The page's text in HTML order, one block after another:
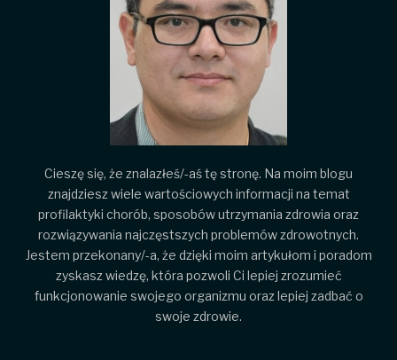
Cieszę się, że znalazłeś/-aś tę stronę. Na moim blogu
znajdziesz wiele wartościowych informacji na temat
profilaktyki chorób, sposobów utrzymania zdrowia oraz
rozwiązywania najczęstszych problemów zdrowotnych.
Jestem przekonany/-a, że dzięki moim artykułom i poradom
zyskasz wiedzę, która pozwoli Ci lepiej zrozumieć
funkcjonowanie swojego organizmu oraz lepiej zadbać o
swoje zdrowie.